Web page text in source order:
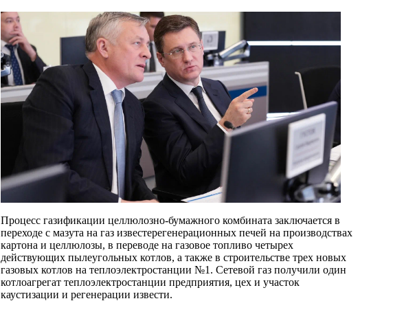
Процесс газификации целлюлозно-бумажного комбината заключается в
переходе с мазута на газ известерегенерационных печей на производствах
картона и целлюлозы, в переводе на газовое топливо четырех
действующих пылеугольных котлов, а также в строительстве трех новых
газовых котлов на теплоэлектростанции №1. Сетевой газ получили один
котлоагрегат теплоэлектростанции предприятия, цех и участок
каустизации и регенерации извести.